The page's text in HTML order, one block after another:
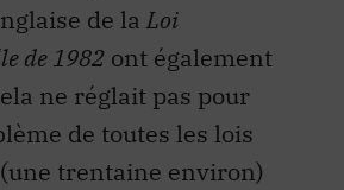
de la Loi
de 1982 ont également
ne réglait pas pour
de toutes les lois
trentaine environ)